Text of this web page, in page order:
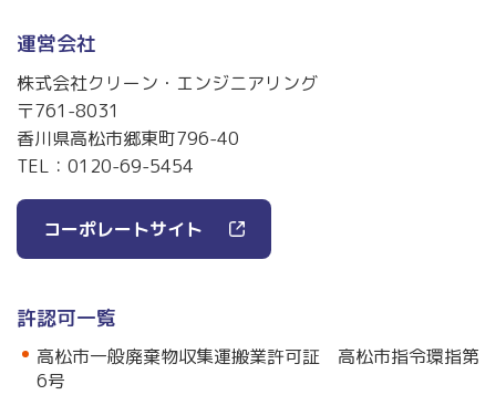
運営会社
株式会社クリーン・エンジニアリング
〒761-8031
香川県高松市郷東町796-40
TEL： 0120-69-5454
コーポレートサイト
許認可一覧
高松市一般廃棄物収集運搬業許可証 高松市指令環指第
6号